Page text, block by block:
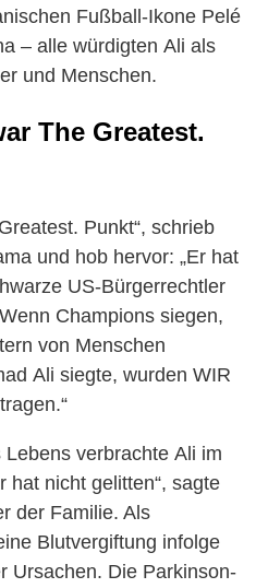
Fußball-Ikone Pelé
– alle würdigten Ali als
und Menschen.
The Greatest.
Punkt“, schrieb
und hob hervor: „Er hat
US-Bürgerrechtler
Champions siegen,
von Menschen
Ali siegte, wurden WIR
verbrachte Ali im
hat nicht gelitten“, sagte
der Familie. Als
Blutvergiftung infolge
Ursachen. Die Parkinson-